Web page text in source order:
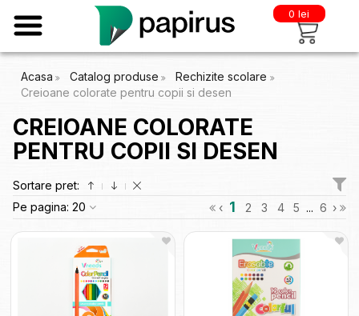
0 lei
Acasa Catalog produse
Rechizite scolare
Creioane colorate pentru copii si desen
CREIOANE COLORATE
PENTRU COPII SI DESEN
Sortare pret:
Pe pagina: 20 ‹ 1 2 3 4 5 ... 6 ›